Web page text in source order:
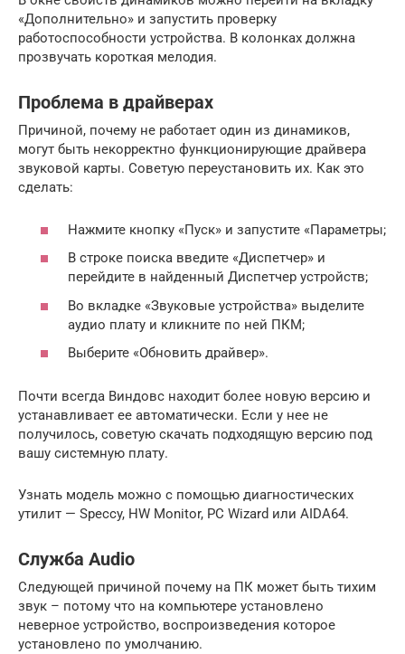
«Дополнительно» и запустить проверку
работоспособности устройства. В колонках должна
прозвучать короткая мелодия.
Проблема в драйверах
Причиной, почему не работает один из динамиков,
могут быть некорректно функционирующие драйвера
звуковой карты. Советую переустановить их. Как это
сделать:
Нажмите кнопку «Пуск» и запустите «Параметры;
В строке поиска введите «Диспетчер» и
перейдите в найденный Диспетчер устройств;
Во вкладке «Звуковые устройства» выделите
аудио плату и кликните по ней ПКМ;
Выберите «Обновить драйвер».
Почти всегда Виндовс находит более новую версию и
устанавливает ее автоматически. Если у нее не
получилось, советую скачать подходящую версию под
вашу системную плату.
Узнать модель можно с помощью диагностических
утилит — Speccy, HW Monitor, PC Wizard или AIDA64.
Служба Audio
Следующей причиной почему на ПК может быть тихим
звук – потому что на компьютере установлено
неверное устройство, воспроизведения которое
установлено по умолчанию.